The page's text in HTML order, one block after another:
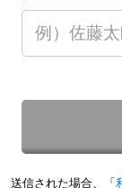
送信された場合、「